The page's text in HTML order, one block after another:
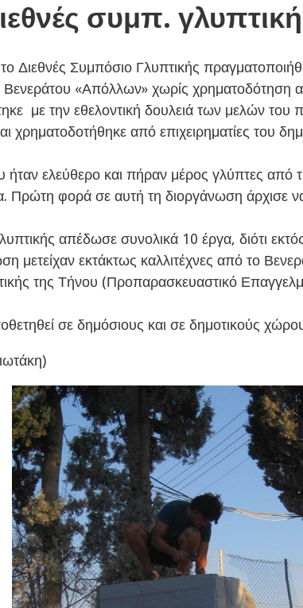
συμπ.
Διεθνές Συμπόσιο Γλυπτικής
Βενεράτου «Απόλλων» χωρίς
με την εθελοντική δουλειά των μελών του
χρηματοδοτήθηκε από επιχειρηματίες του
ελεύθερο και πήραν μέρος γλύπτες από
Πρώτη φορά σε αυτή τη διοργάνωση άρχισε
απέδωσε συνολικά 10 έργα, διότι
μετείχαν εκτάκτως καλλιτέχνες από το
της Τήνου (Προπαρασκευαστικό
σε δημόσιους και σε δημοτικούς